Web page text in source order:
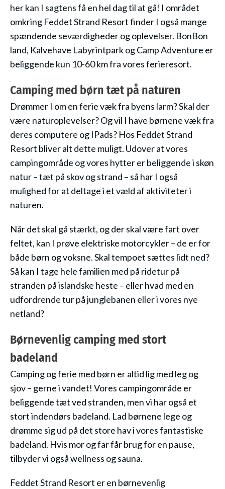
her kan I sagtens få en hel dag til at gå! I området
omkring Feddet Strand Resort finder I også mange
spændende seværdigheder og oplevelser. BonBon
land, Kalvehave Labyrintpark og Camp Adventure er
beliggende kun 10-60 km fra vores ferieresort.
Camping med børn tæt på naturen
Drømmer I om en ferie væk fra byens larm? Skal der
være naturoplevelser? Og vil I have børnene væk fra
deres computere og IPads? Hos Feddet Strand
Resort bliver alt dette muligt. Udover at vores
campingområde og vores hytter er beliggende i skøn
natur – tæt på skov og strand – så har I også
mulighed for at deltage i et væld af aktiviteter i
naturen.
Når det skal gå stærkt, og der skal være fart over
feltet, kan I prøve elektriske motorcykler – de er for
både børn og voksne. Skal tempoet sættes lidt ned?
Så kan I tage hele familien med på ridetur på
stranden på islandske heste – eller hvad med en
udfordrende tur på junglebanen eller i vores nye
netland?
Børnevenlig camping med stort
badeland
Camping og ferie med børn er altid lig med leg og
sjov – gerne i vandet! Vores campingområde er
beliggende tæt ved stranden, men vi har også et
stort indendørs badeland. Lad børnene lege og
drømme sig ud på det store hav i vores fantastiske
badeland. Hvis mor og far får brug for en pause,
tilbyder vi også wellness og sauna.
Feddet Strand Resort er en børnevenlig